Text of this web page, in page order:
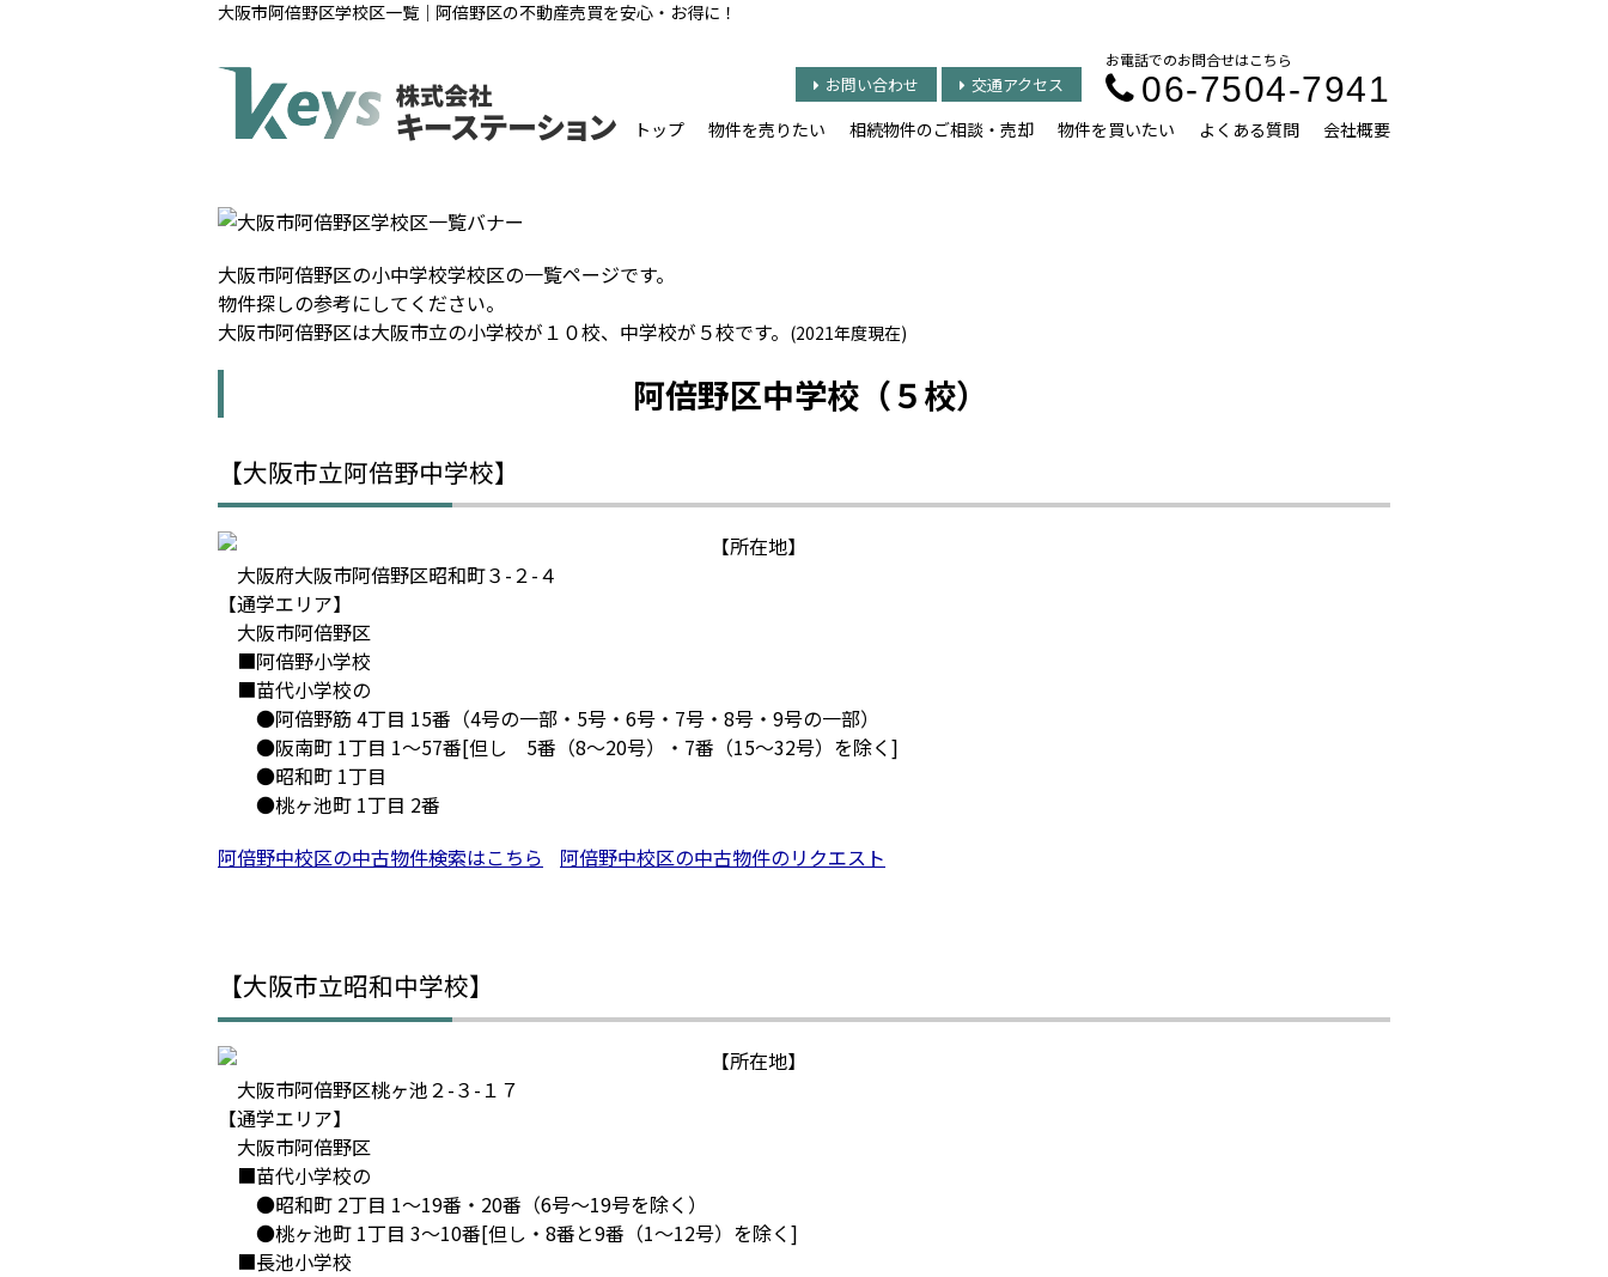
大阪市阿倍野区学校区一覧｜阿倍野区の不動産売買を安心・お得に！
お電話でのお問合せはこちら
06-7504-7941
お問い合わせ 交通アクセス
トップ 物件を売りたい 相続物件のご相談・売却 物件を買いたい よくある質問 会社概要
大阪市阿倍野区の小中学校学校区の一覧ページです。
物件探しの参考にしてください。
大阪市阿倍野区は大阪市立の小学校が１０校、中学校が５校です。 (2021年度現在)
阿倍野区中学校（５校）
【大阪市立阿倍野中学校】
【所在地】
大阪府大阪市阿倍野区昭和町３-２-４
【通学エリア】
大阪市阿倍野区
■阿倍野小学校
■苗代小学校の
●阿倍野筋 4丁目 15番（4号の一部・5号・6号・7号・8号・9号の一部）
●阪南町 1丁目 1～57番[但し 5番（8～20号）・7番（15～32号）を除く]
●昭和町 1丁目
●桃ヶ池町 1丁目 2番
阿倍野中校区の中古物件検索はこちら
阿倍野中校区の中古物件のリクエスト
【大阪市立昭和中学校】
【所在地】
大阪市阿倍野区桃ヶ池２-３-１７
【通学エリア】
大阪市阿倍野区
■苗代小学校の
●昭和町 2丁目 1～19番・20番（6号～19号を除く）
●桃ヶ池町 1丁目 3～10番[但し・8番と9番（1～12号）を除く]
■長池小学校